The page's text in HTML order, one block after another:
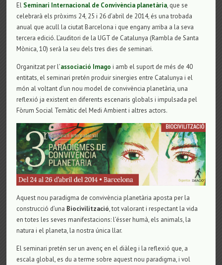
El Seminari Internacional de Convivència planetària, que se
celebrarà els pròxims 24, 25 i 26 d’abril de 2014, és una trobada
anual que acull la ciutat Barcelona i que engany arriba a la seva
tercera edició. L’auditori de la UGT de Catalunya (Rambla de Santa
Mònica, 10) serà la seu dels tres dies de seminari.
Organitzat per l’associació Imago i amb el suport de més de 40
entitats, el seminari pretén produir sinergies entre Catalunya i el
món al voltant d’un nou model de convivència planetària, una
reflexió ja existent en diferents escenaris globals i impulsada pel
Fòrum Social Temàtic del Medi Ambient i altres actors.
Aquest nou paradigma de convivència planetària aposta per la
construcció d’una Biocivilització, tot valorant i respectant la vida
en totes les seves manifestacions: l’ésser humà, els animals, la
natura i el planeta, la nostra única llar.
El seminari pretén ser un avenç en el diàleg i la reflexió que, a
escala global, es du a terme sobre aquest nou paradigma, i vol